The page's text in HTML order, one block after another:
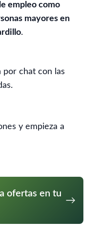
empleo como
mayores en
.
por chat con las
y empieza a
ofertas en tu